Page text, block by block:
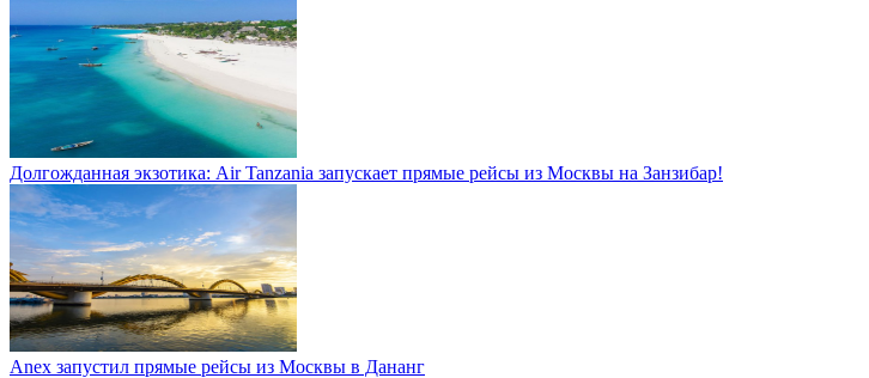
Долгожданная экзотика: Air Tanzania запускает прямые рейсы из Москвы на Занзибар!
Anex запустил прямые рейсы из Москвы в Дананг